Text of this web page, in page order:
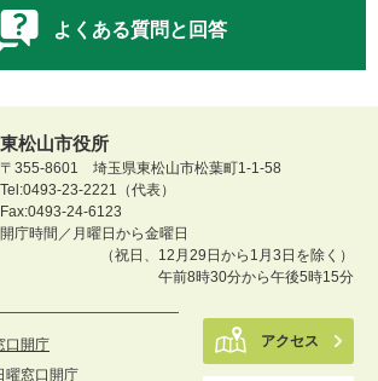
よくある質問と回答
東松山市役所
〒355-8601 埼玉県東松山市松葉町1-1-58
Tel:0493-23-2221（代表）
Fax:0493-24-6123
開庁時間／月曜日から金曜日
（祝日、12月29日から1月3日を除く）
午前8時30分から午後5時15分
口開庁
曜窓口開庁
アクセス